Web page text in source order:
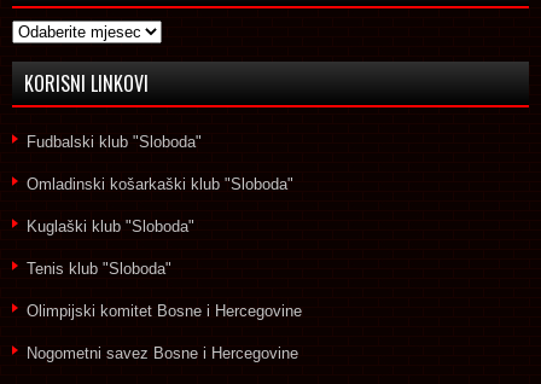
Arhive
KORISNI LINKOVI
Fudbalski klub "Sloboda"
Omladinski košarkaški klub "Sloboda"
Kuglaški klub "Sloboda"
Tenis klub "Sloboda"
Olimpijski komitet Bosne i Hercegovine
Nogometni savez Bosne i Hercegovine